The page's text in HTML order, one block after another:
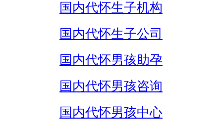
国内代怀生子机构
国内代怀生子公司
国内代怀男孩助孕
国内代怀男孩咨询
国内代怀男孩中心